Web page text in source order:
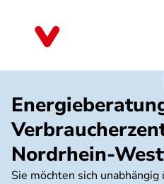
Nordrhein-
Sie möchten sich